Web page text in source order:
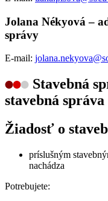
Jolana Nékyová –
správy
E-mail:
Stavebná
stavebná správa
Žiadosť o
príslušným
nachádza
Potrebujete: